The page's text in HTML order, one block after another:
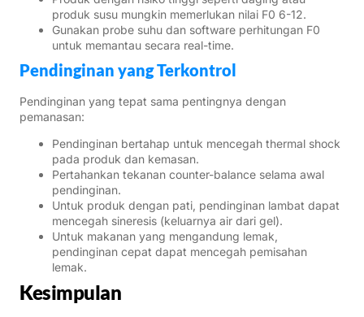
produk susu mungkin memerlukan nilai F0 6-12.
Gunakan probe suhu dan software perhitungan F0
untuk memantau secara real-time.
Pendinginan yang Terkontrol
Pendinginan yang tepat sama pentingnya dengan
pemanasan:
Pendinginan bertahap untuk mencegah thermal shock
pada produk dan kemasan.
Pertahankan tekanan counter-balance selama awal
pendinginan.
Untuk produk dengan pati, pendinginan lambat dapat
mencegah sineresis (keluarnya air dari gel).
Untuk makanan yang mengandung lemak,
pendinginan cepat dapat mencegah pemisahan
lemak.
Kesimpulan